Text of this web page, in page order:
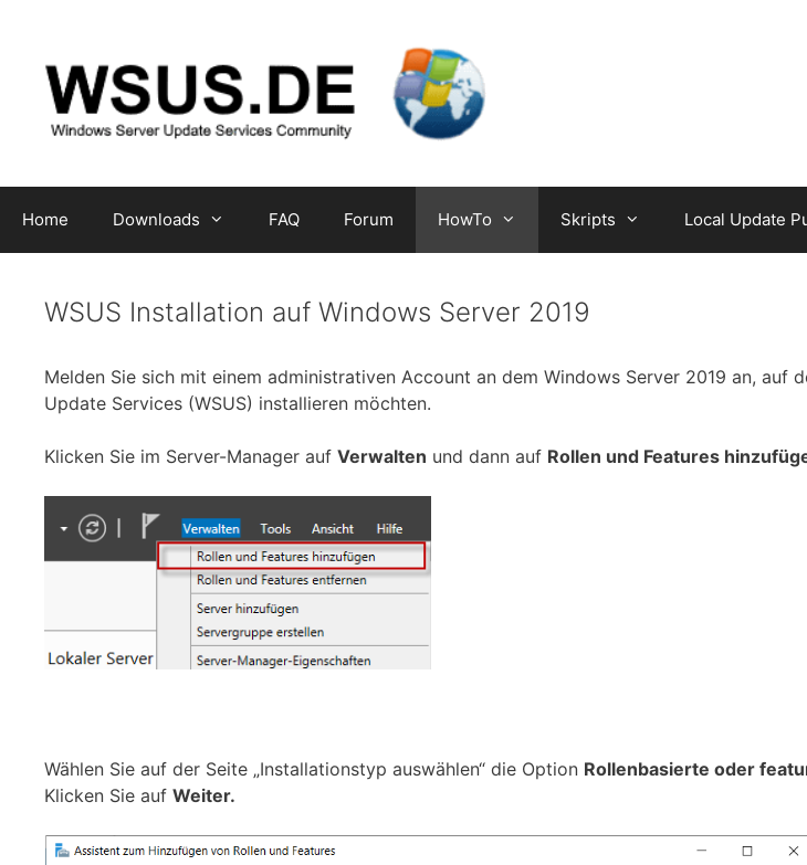
springen
Home Downloads FAQ Forum HowTo Skripts Local Update
WSUS Installation auf Windows Server 2019
Melden Sie sich mit einem administrativen Account an dem Windows Server 2019 an, auf
Update Services (WSUS) installieren möchten.
Klicken Sie im Server-Manager auf Verwalten und dann auf Rollen und Features
Wählen Sie auf der Seite „Installationstyp auswählen“ die Option Rollenbasierte oder
Klicken Sie auf Weiter.